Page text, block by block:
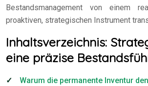
Bestandsmanagement von einem
proaktiven, strategischen Instrument
Inhaltsverzeichnis:
eine präzise
Warum die permanente Inventur